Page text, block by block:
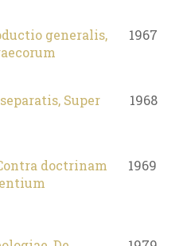
generalis,
1967
Super
1968
doctrinam
1969